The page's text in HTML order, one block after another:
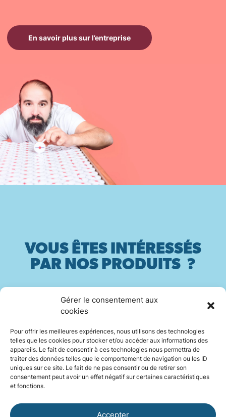
Gérer le consentement aux
cookies
Pour offrir les meilleures expériences, nous utilisons des technologies
telles que les cookies pour stocker et/ou accéder aux informations des
appareils. Le fait de consentir à ces technologies nous permettra de
traiter des données telles que le comportement de navigation ou les ID
uniques sur ce site. Le fait de ne pas consentir ou de retirer son
consentement peut avoir un effet négatif sur certaines caractéristiques
et fonctions.
Accepter
En savoir plus sur l’entreprise
VOUS ÊTES INTÉRESSÉS
PAR NOS PRODUITS ?
Contactez-nous
INSTAGRAM